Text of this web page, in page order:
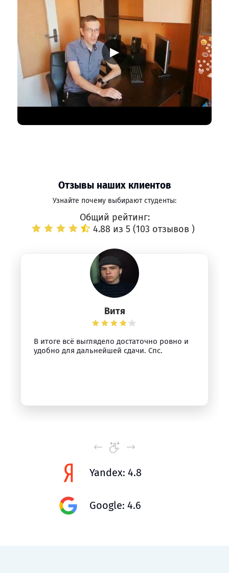
▶
Отзывы наших клиентов
Узнайте почему выбирают студенты:
Общий рейтинг:
4.88 из 5 (103 отзывов )
Витя
В итоге всё выглядело достаточно ровно и
удобно для дальнейшей сдачи. Спс.
Yandex: 4.8
Google: 4.6